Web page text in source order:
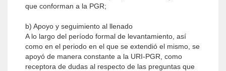
que conforman a la PGR;
b) Apoyo y seguimiento al llenado
A lo largo del período formal de levantamiento, así
como en el periodo en el que se extendió el mismo, se
apoyó de manera constante a la URI-PGR, como
receptora de dudas al respecto de las preguntas que